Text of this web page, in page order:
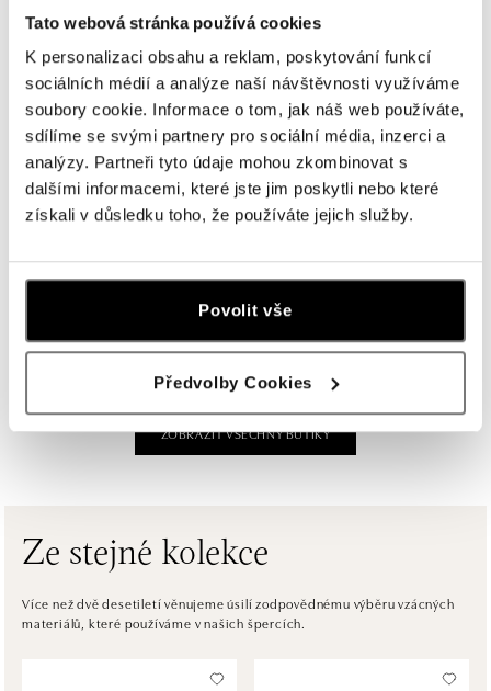
Tato webová stránka používá cookies
K personalizaci obsahu a reklam, poskytování funkcí
sociálních médií a analýze naší návštěvnosti využíváme
soubory cookie. Informace o tom, jak náš web používáte,
sdílíme se svými partnery pro sociální média, inzerci a
analýzy. Partneři tyto údaje mohou zkombinovat s
dalšími informacemi, které jste jim poskytli nebo které
získali v důsledku toho, že používáte jejich služby.
Povolit vše
Předvolby Cookies
ALOve OC Olympia, Brno
U Dálnice 777, 664 42 Brno
tel.: +420604389337
dnes otevřeno od 09:00
ALOve Westfield Černý most, Praha 9
Chlumecká 765/6, 198 19 Praha 9
tel.: +420735703904
ALOve Westfield, Praha 4 - Chodov
tel.: +420730524389
dnes otevřeno od 09:00
ALOve OC Aupark, Bratislava
ALOve OC Eurovea, Bratislava
Pribinova 8, 811 09 Bratislava
tel.: +421917090467
ZOBRAZIT VŠECHNY BUTIKY
Ze stejné kolekce
Více než dvě desetiletí věnujeme úsilí zodpovědnému výběru vzácných
materiálů, které používáme v našich špercích.